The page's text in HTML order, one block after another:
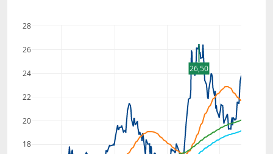
18
20
22
24
26
28
26,50